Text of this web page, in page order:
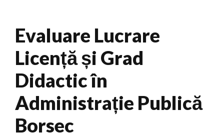
Evaluare Lucrare
Licență și Grad
Didactic în
Administrație Publică
Borsec